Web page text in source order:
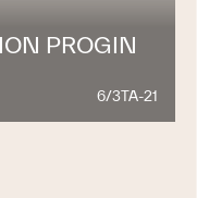
PROGIN
6/3TA-21